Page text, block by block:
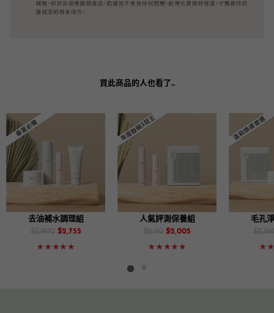
買此商品的人也看了...
去油補水調理組
$2,900 $2,755
人氣評測保養組
$2,110 $2,005
毛孔